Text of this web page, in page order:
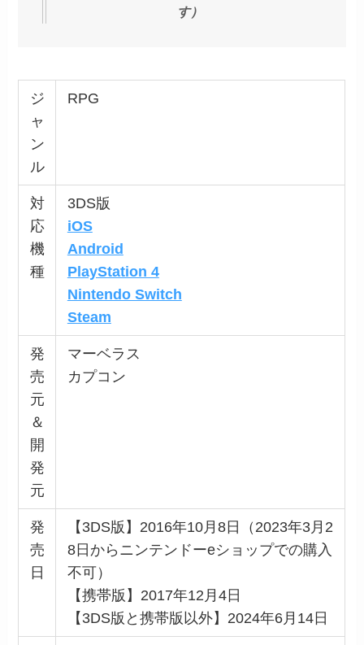
す）
ジ
ャ
ン
ル
RPG
対
応
機
種
3DS版
iOS
Android
PlayStation 4
Nintendo Switch
Steam
発
売
元
＆
開
発
元
マーベラス
カプコン
発
売
日
【3DS版】2016年10月8日（2023年3月2
8日からニンテンドーeショップでの購入
不可）
【携帯版】2017年12月4日
【3DS版と携帯版以外】2024年6月14日